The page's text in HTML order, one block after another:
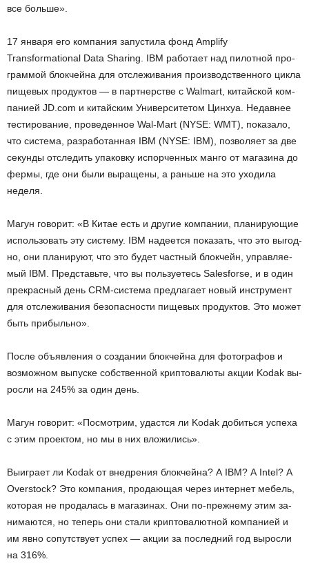
все боль­ше».
17 ян­ва­ря его ком­па­ния за­пу­сти­ла фонд Amplify
Transformational Data Sharing. IBM ра­бо­та­ет над пи­лот­ной про­
грам­мой блок­чей­на для от­сле­жи­ва­ния про­из­вод­ствен­но­го цикла
пи­ще­вых про­дук­тов — в парт­нер­стве с Walmart, ки­тай­ской ком­
па­ни­ей JD.​com и ки­тай­ским Уни­вер­си­те­том Ци­н­хуа. Недав­нее
те­сти­ро­ва­ние, про­ве­ден­ное Wal-Mart (NYSE: WMT), по­ка­за­ло,
что си­сте­ма, раз­ра­бо­тан­ная IBM (NYSE: IBM), поз­во­ля­ет за две
се­кун­ды от­сле­дить упа­ков­ку ис­пор­чен­ных манго от ма­га­зи­на до
фермы, где они были вы­ра­ще­ны, а рань­ше на это ухо­ди­ла
неде­ля.
Магун го­во­рит: «В Китае есть и дру­гие ком­па­нии, пла­ни­ру­ю­щие
ис­поль­зо­вать эту си­сте­му. IBM на­де­ет­ся по­ка­зать, что это вы­год­
но, они пла­ни­ру­ют, что это будет част­ный блок­чейн, управ­ля­е­
мый IBM. Пред­ставь­те, что вы поль­зу­е­тесь Salesforse, и в один
пре­крас­ный день CRM-си­сте­ма пред­ла­га­ет новый ин­стру­мент
для от­сле­жи­ва­ния без­опас­но­сти пи­ще­вых про­дук­тов. Это может
быть при­быль­но».
После объ­яв­ле­ния о со­зда­нии блок­чей­на для фо­то­гра­фов и
воз­мож­ном вы­пус­ке соб­ствен­ной крип­то­ва­лю­ты акции Kodak вы­
рос­ли на 245% за один день.
Магун го­во­рит: «По­смот­рим, удаст­ся ли Kodak до­бить­ся успе­ха
с этим про­ек­том, но мы в них вло­жи­лись».
Вы­иг­ра­ет ли Kodak от внед­ре­ния блок­чей­на? А IBM? А Intel? А
Overstock? Это ком­па­ния, про­да­ю­щая через ин­тер­нет ме­бель,
ко­то­рая не про­да­лась в ма­га­зи­нах. Они по-преж­не­му этим за­
ни­ма­ют­ся, но те­перь они стали крип­то­ва­лют­ной ком­па­ни­ей и
им явно со­пут­ству­ет успех — акции за по­след­ний год вы­рос­ли
на 316%.